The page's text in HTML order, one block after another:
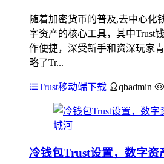
随着加密货币的普及,去中心化
字资产的核心工具，其中Trust
作便捷，深受新手和资深玩家
略了Tr...
Trust移动端下载 qbadmin
冷钱包Trust设置，数字资